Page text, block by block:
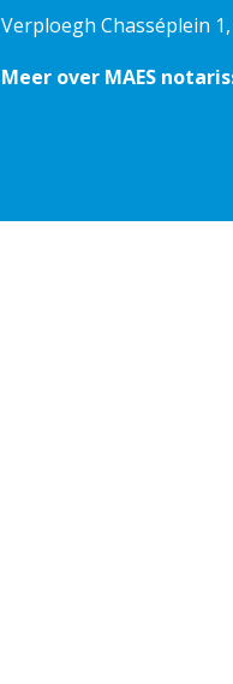
Verploegh Chasséplein
Meer over MAES